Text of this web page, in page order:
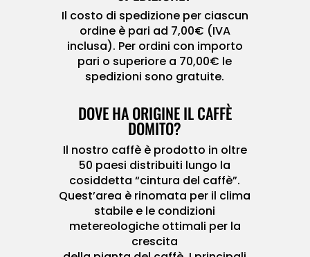
Il costo di spedizione per ciascun
ordine è pari ad 7,00€ (IVA
inclusa). Per ordini con importo
pari o superiore a 70,00€ le
spedizioni sono gratuite.
DOVE HA ORIGINE IL CAFFÈ
DOMITO?
Il nostro caffè è prodotto in oltre
50 paesi distribuiti lungo la
cosiddetta “cintura del caffè”.
Quest’area è rinomata per il clima
stabile e le condizioni
metereologiche ottimali per la
crescita